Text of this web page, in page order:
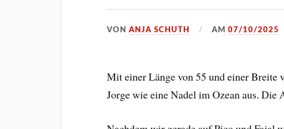
VONANJA SCHUTH AM07/10/2025
Mit einer Länge von 55 und einer Breite
Jorge wie eine Nadel im Ozean aus. Die